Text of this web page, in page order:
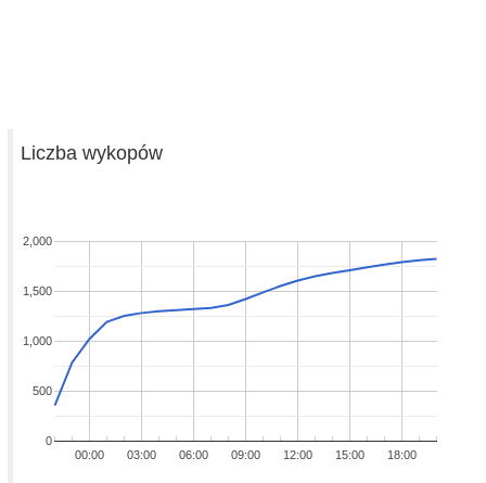
Liczba wykopów
00:00 03:00 06:00 09:00 12:00 15:00 18:00
0
500
1,000
1,500
2,000